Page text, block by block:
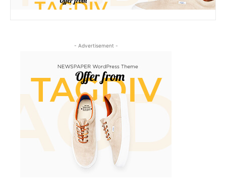
- Advertisement -